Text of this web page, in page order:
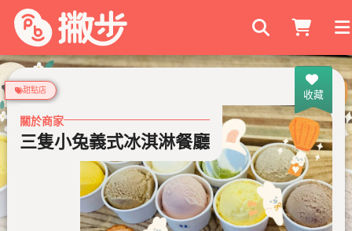
搜尋商家
收藏
甜點店
關於商家
三隻小兔義式冰淇淋餐廳